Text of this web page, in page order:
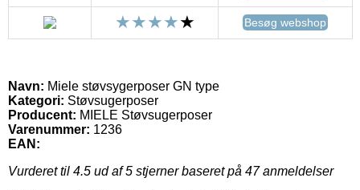
Besøg webshop
Navn: Miele støvsygerposer GN type
Kategori: Støvsugerposer
Producent: MIELE Støvsugerposer
Varenummer: 1236
EAN:
Vurderet til 4.5 ud af 5 stjerner baseret på 47anmeldelser